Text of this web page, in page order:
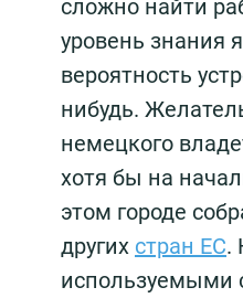
сложно найти
уровень знания
вероятность
нибудь.
немецкого
хотя бы на
этом городе
других стран ЕС.
используемыми